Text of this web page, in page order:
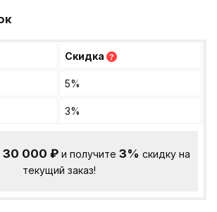
Скидка ?
5%
3%
30 000₽ и получите3% скидку на
текущий заказ!